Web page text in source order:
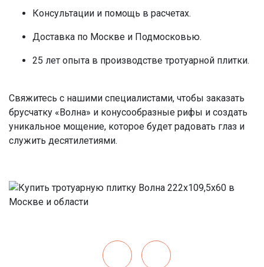
Консультации и помощь в расчетах.
Доставка по Москве и Подмосковью.
25 лет опыта в производстве тротуарной плитки.
Свяжитесь с нашими специалистами, чтобы заказать
брусчатку «Волна» и конусообразные рифы и создать
уникальное мощение, которое будет радовать глаз и
служить десятилетиями.